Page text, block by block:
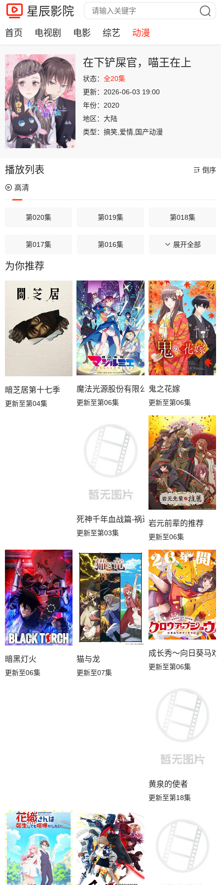
星辰影院
首页 电视剧 电影 综艺 动漫
在下铲屎官，喵王在上
状态： 全20集
更新： 2026-06-03 19:00
年份： 2020
地区： 大陆
类型： 搞笑,爱情,国产动漫
播放列表 倒序
高清
第020集 第019集 第018集
第017集 第016集 第015集
第014集
第011集 第010集 第009集
第008集 第007集 第006集
第004集 第003集
展开全部
为你推荐
暗芝居第十七季
更新至第04集
魔法光源股份有限公司第二季
更新至第06集
鬼之花嫁
更新至第06集
死神千年血战篇-祸进谭-
更新至第03集
岩元前辈的推荐
更新至06集
暗黑灯火
更新至06集
猫与龙
更新至07集
成长秀～向日葵马
更新至第06集
黄泉的使者
更新至第18集